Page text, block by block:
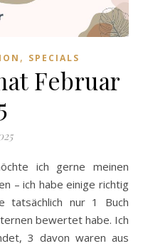
, SPECIALS
Februar
– ich habe einige richtig
tatsächlich nur 1 Buch
bewertet habe. Ich
3 davon waren aus